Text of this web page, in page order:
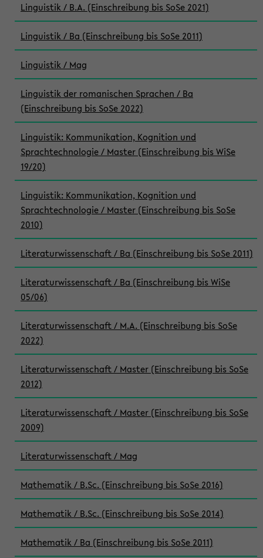
Linguistik / B.A. (Einschreibung bis SoSe 2021)
Linguistik / Ba (Einschreibung bis SoSe 2011)
Linguistik / Mag
Linguistik der romanischen Sprachen / Ba
(Einschreibung bis SoSe 2022)
Linguistik: Kommunikation, Kognition und
Sprachtechnologie / Master (Einschreibung bis WiSe
19/20)
Linguistik: Kommunikation, Kognition und
Sprachtechnologie / Master (Einschreibung bis SoSe
2010)
Literaturwissenschaft / Ba (Einschreibung bis SoSe 2011)
Literaturwissenschaft / Ba (Einschreibung bis WiSe
05/06)
Literaturwissenschaft / M.A. (Einschreibung bis SoSe
2022)
Literaturwissenschaft / Master (Einschreibung bis SoSe
2012)
Literaturwissenschaft / Master (Einschreibung bis SoSe
2009)
Literaturwissenschaft / Mag
Mathematik / B.Sc. (Einschreibung bis SoSe 2016)
Mathematik / B.Sc. (Einschreibung bis SoSe 2014)
Mathematik / Ba (Einschreibung bis SoSe 2011)